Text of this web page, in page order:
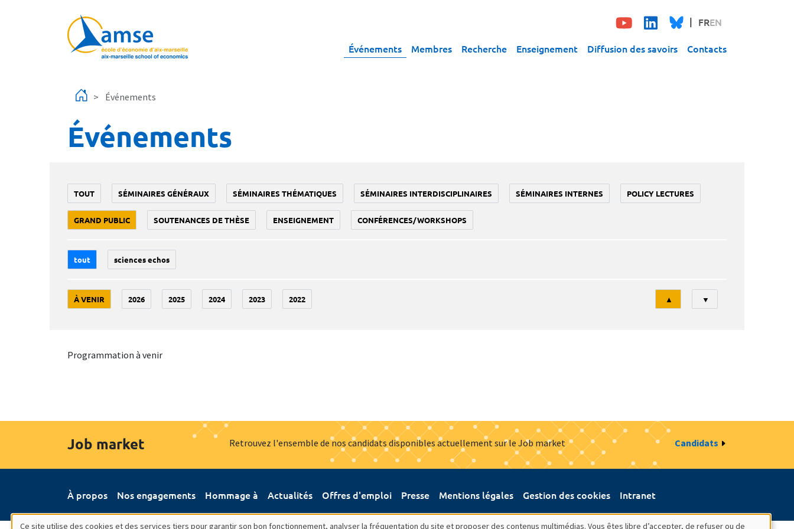
FREN
Événements Membres Recherche Enseignement Diffusion des savoirs Contacts
Événements
Événements
TOUT SÉMINAIRES GÉNÉRAUX SÉMINAIRES THÉMATIQUES SÉMINAIRES INTERDISCIPLINAIRES SÉMINAIRES INTERNES POLICY LECTURES
GRAND PUBLIC SOUTENANCES DE THÈSE ENSEIGNEMENT CONFÉRENCES/WORKSHOPS
tout sciences echos
À VENIR 2026 2025 2024 2023 2022
Tri
▲ ▼
Programmation à venir
Job market Retrouvez l'ensemble de nos candidats disponibles actuellement sur le Job market Candidats
À propos Nos engagements Hommage à Actualités Offres d'emploi Presse Mentions légales Gestion des cookies Intranet
Ce site utilise des cookies et des services tiers pour garantir son bon fonctionnement, analyser la fréquentation du site et proposer des contenus multimédias. Vous êtes libre d’accepter, de refuser ou de